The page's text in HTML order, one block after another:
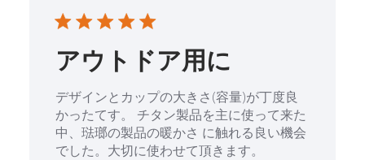
アウトドア用に
デザインとカップの大きさ(容量)が丁度良
かったてす。 チタン製品を主に使って来た
中、琺瑯の製品の暖かさ に触れる良い機会
でした。大切に使わせて頂きます。